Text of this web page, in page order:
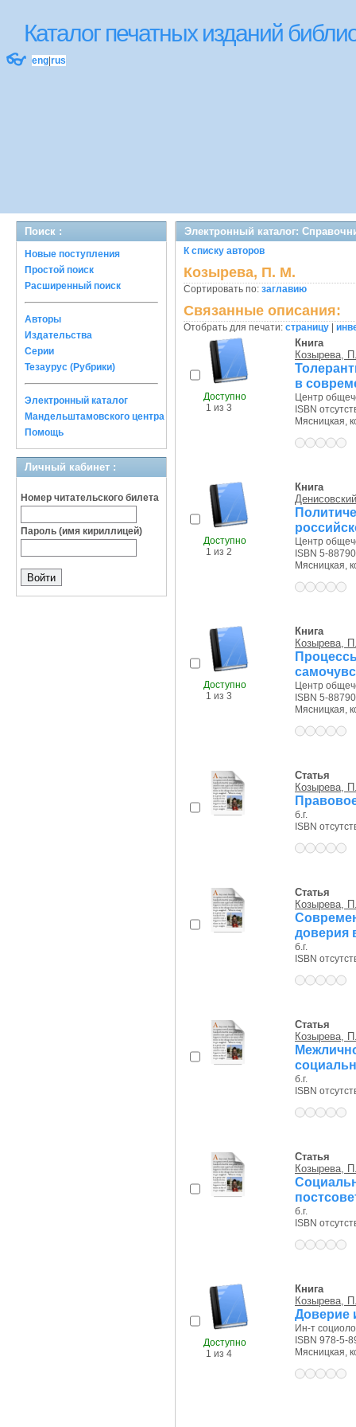
Каталог печатных изданий
👓 eng rus
Поиск :
Новые поступления
Простой поиск
Расширенный поиск
Авторы
Издательства
Серии
Тезаурус (Рубрики)
Электронный каталог
Мандельштамовского центра
Помощь
Личный кабинет :
Номер читательского билета
Пароль (имя кириллицей)
Электронный каталог:
К списку авторов
Козырева, П. М.
Сортировать по: заглавию
Связанные описания:
Отобрать для печати: страницу
Доступно
1 из 3
Книга
Козырева,
в
Центр
ISBN
Мясницкая,
Доступно
1 из 2
Книга
Центр
ISBN 5-
Мясницкая,
Доступно
1 из 3
Книга
Козырева,
Центр
ISBN 5-
Мясницкая,
Статья
Козырева,
б.г.
ISBN
Статья
Козырева,
доверия
б.г.
ISBN
Статья
Козырева,
б.г.
ISBN
Статья
Козырева,
б.г.
ISBN
Доступно
1 из 4
Книга
Козырева,
Доверие
Ин-т
ISBN 978-5-
Мясницкая,